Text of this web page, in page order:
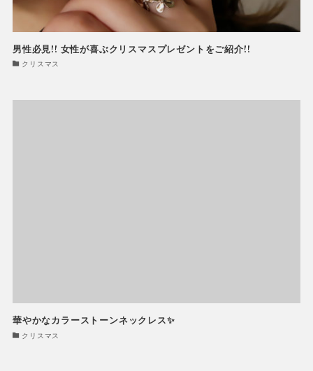
男性必見!! 女性が喜ぶクリスマスプレゼントをご紹介!!
クリスマス
華やかなカラーストーンネックレス✨
クリスマス